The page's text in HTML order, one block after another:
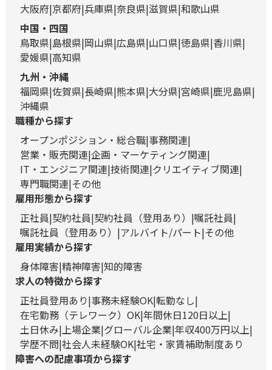
大阪府 京都府 兵庫県 奈良県 滋賀県 和歌山県
中国・四国
鳥取県 島根県 岡山県 広島県 山口県 徳島県 香川県
愛媛県 高知県
九州・沖縄
福岡県 佐賀県 長崎県 熊本県 大分県 宮崎県 鹿児島県
沖縄県
職種から探す
オープンポジション・総合職 事務関連
営業・販売関連 企画・マーケティング関連
IT・エンジニア関連 技術関連 クリエイティブ関連
専門職関連 その他
雇用形態から探す
正社員 契約社員 契約社員（登用あり）
嘱託社員
嘱託社員（登用あり）
アルバイト/パート その他
雇用実績から探す
身体障害 精神障害 知的障害
求人の特徴から探す
正社員登用あり 事務未経験OK 転勤なし
在宅勤務（テレワーク）OK 年間休日120日以上
土日休み 上場企業 グローバル企業 年収400万円以上
学歴不問 社会人未経験OK 社宅・家賃補助制度あり
障害への配慮事項から探す